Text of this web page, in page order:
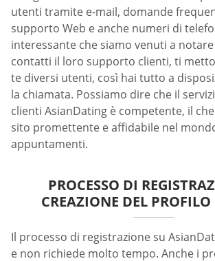
utenti tramite e-mail, domande
supporto Web e anche numeri di
interessante che siamo venuti a
contatti il loro supporto clienti, ti
te diversi utenti, così hai tutto a
la chiamata. Possiamo dire che il
clienti AsianDating è competente, il
sito promettente e affidabile nel
appuntamenti.
PROCESSO DI
CREAZIONE DEL PROFILO
Il processo di registrazione su
e non richiede molto tempo. Anche i